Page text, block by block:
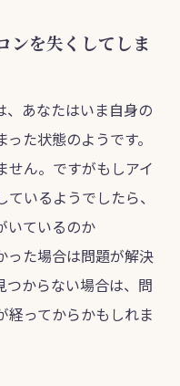
ンを失くしてしま
、あなたはいま自身の
た状態のようです。
せん。ですがもしアイ
いるようでしたら、
いているのか
った場合は問題が解決
つからない場合は、問
経ってからかもしれま